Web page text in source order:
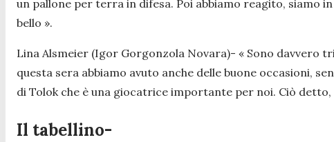
un pallone per terra in difesa. Poi abbiamo reagito, siamo
bello ».
Lina Alsmeier (Igor Gorgonzola Novara)- « Sono davvero
questa sera abbiamo avuto anche delle buone occasioni,
di Tolok che è una giocatrice importante per noi. Ciò
Il tabellino-